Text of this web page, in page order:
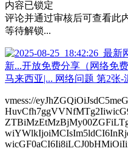
内容已锁定
评论并通过审核后可查看此
等待解锁...
vmess://